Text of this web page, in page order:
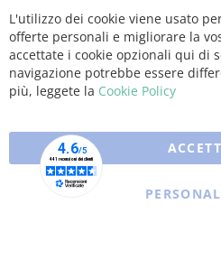
L'utilizzo dei cookie viene usato
offerte personali e migliorare la
accettate i cookie opzionali qui di
navigazione potrebbe essere
più, leggete la Cookie Policy